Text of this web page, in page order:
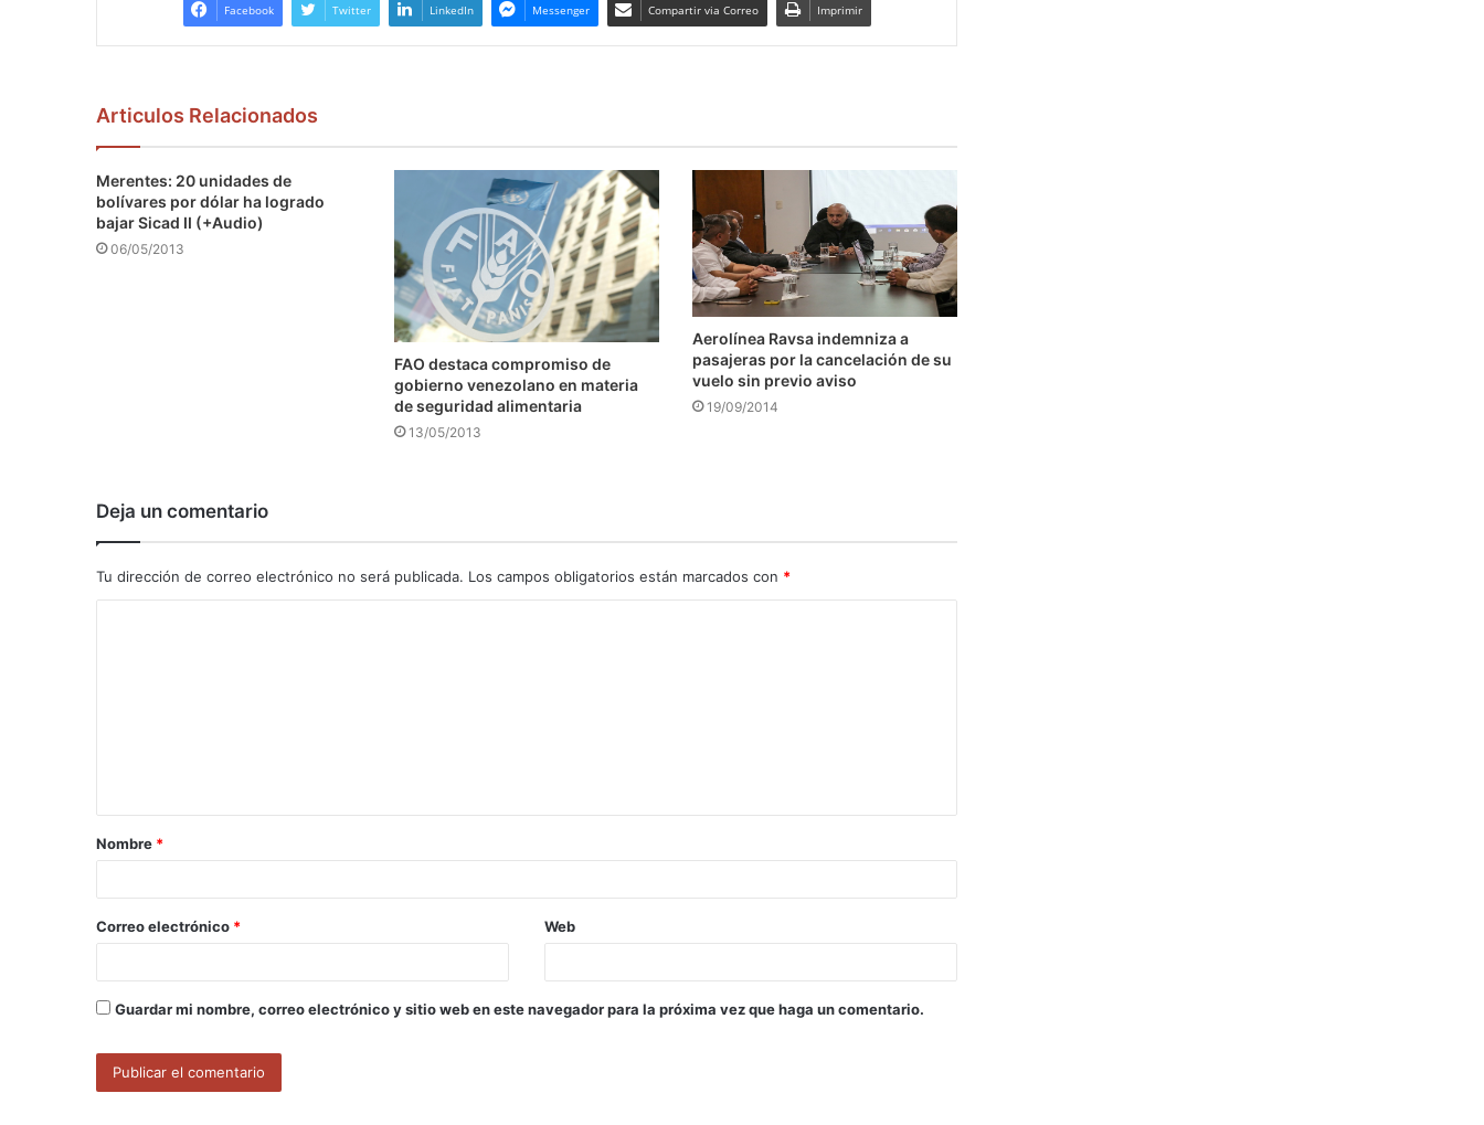
Facebook Twitter LinkedIn Messenger Compartir via Correo Imprimir
Articulos Relacionados
Merentes: 20 unidades de
bolívares por dólar ha logrado
bajar Sicad II (+Audio)
06/05/2013
FAO destaca compromiso de
gobierno venezolano en materia
de seguridad alimentaria
13/05/2013
Aerolínea Ravsa indemniza a
pasajeras por la cancelación de su
vuelo sin previo aviso
19/09/2014
Deja un comentario
Tu dirección de correo electrónico no será publicada. Los campos obligatorios están marcados con *
a
r
*
Nombre *
Correo electrónico * Web
Guardar mi nombre, correo electrónico y sitio web en este navegador para la próxima vez que haga un comentario.